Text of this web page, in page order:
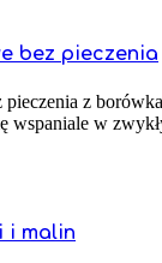
bez pieczenia
z
wspaniale w
i malin